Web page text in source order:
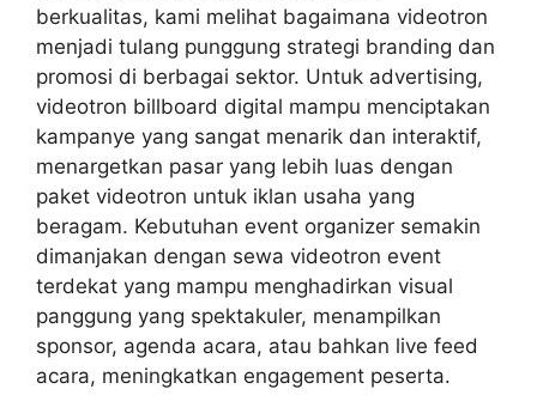
berkualitas, kami melihat bagaimana videotron
menjadi tulang punggung strategi branding dan
promosi di berbagai sektor. Untuk advertising,
videotron billboard digital mampu menciptakan
kampanye yang sangat menarik dan interaktif,
menargetkan pasar yang lebih luas dengan
paket videotron untuk iklan usaha yang
beragam. Kebutuhan event organizer semakin
dimanjakan dengan sewa videotron event
terdekat yang mampu menghadirkan visual
panggung yang spektakuler, menampilkan
sponsor, agenda acara, atau bahkan live feed
acara, meningkatkan engagement peserta.